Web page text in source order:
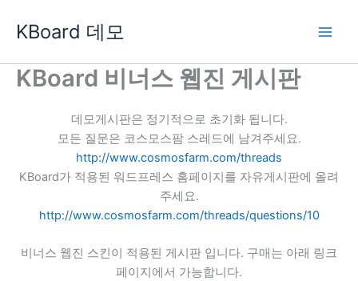
로
KBoard 데모
KBoard 비너스 웹진 게시판
데모게시판은 정기적으로 초기화 됩니다.
모든 질문은 코스모스팜 스레드에 남겨주세요.
http://www.cosmosfarm.com/threads
KBoard가 적용된 워드프레스 홈페이지를 자유게시판에 올려
주세요.
http://www.cosmosfarm.com/threads/questions/10
비너스 웹진 스킨이 적용된 게시판 입니다. 구매는 아래 링크
페이지에서 가능합니다.